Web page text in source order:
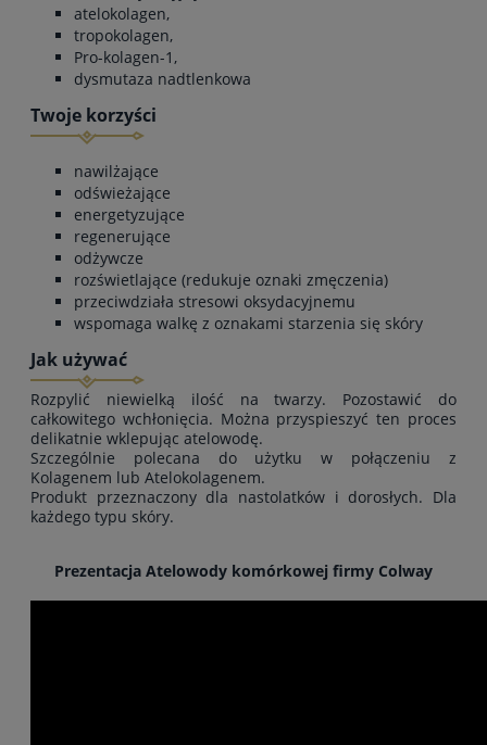
atelokolagen,
tropokolagen,
Pro-kolagen-1,
dysmutaza nadtlenkowa
Twoje korzyści
nawilżające
odświeżające
energetyzujące
regenerujące
odżywcze
rozświetlające (redukuje oznaki zmęczenia)
przeciwdziała stresowi oksydacyjnemu
wspomaga walkę z oznakami starzenia się skóry
Jak używać
Rozpylić niewielką ilość na twarzy. Pozostawić do
całkowitego wchłonięcia. Można przyspieszyć ten proces
delikatnie wklepując atelowodę.
Szczególnie polecana do użytku w połączeniu z
Kolagenem lub Atelokolagenem.
Produkt przeznaczony dla nastolatków i dorosłych. Dla
każdego typu skóry.
Prezentacja Atelowody komórkowej firmy Colway